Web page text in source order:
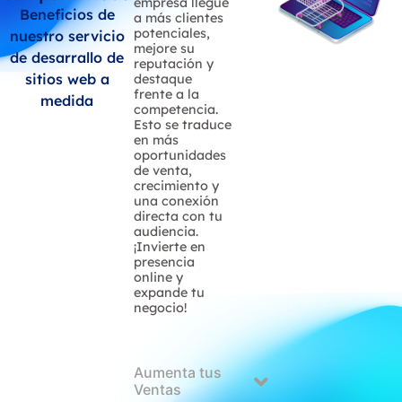
Beneficios de
nuestro servicio
de desarrallo de
sitios web a
medida
a más clientes
potenciales,
mejore su
reputación y
destaque
frente a la
competencia.
Esto se traduce
en más
oportunidades
de venta,
crecimiento y
una conexión
directa con tu
audiencia.
¡Invierte en
presencia
online y
expande tu
negocio!
Aumenta tus
Ventas